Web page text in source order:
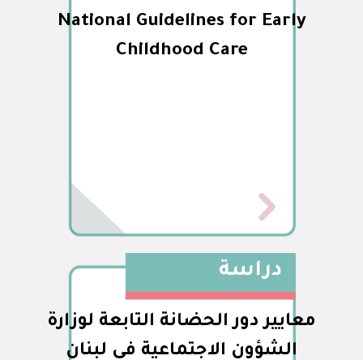
National Guidelines for Early
Childhood Care
دراسة
معايير دور الحضانة التابعة لوزارة
الشؤون الاجتماعية في لبنان